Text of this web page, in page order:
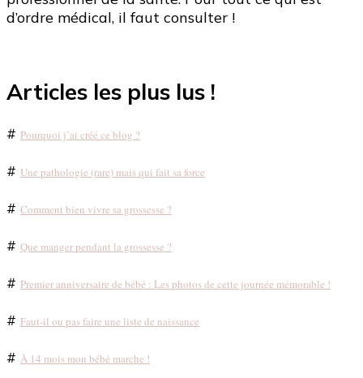
d’ordre médical, il faut consulter !
Articles les plus lus !
# Pourquoi j’ai créé ce blog ?
# Une pathologie (rare) mais qui fait sa force
# Comment bien vivre sa grossesse ?
# Que manger pendant la grossesse ?
# Premier anniversaire de bébé : Les photos de cette journée mémorable !
# Faut-il ou pas faire une liste de naissance
# À 14 mois mon bébé marche !